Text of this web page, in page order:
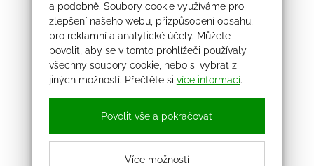
a podobně. Soubory cookie využíváme pro
zlepšení našeho webu, přizpůsobení obsahu,
pro reklamní a analytické účely. Můžete
povolit, aby se v tomto prohlížeči používaly
všechny soubory cookie, nebo si vybrat z
jiných možností. Přečtěte si více informací.
Povolit vše a pokračovat
Více možností